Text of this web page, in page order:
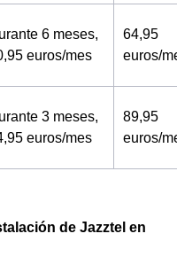
6 meses,
euros/mes
64,95
euros/
3 meses,
euros/mes
89,95
euros/
de Jazztel en